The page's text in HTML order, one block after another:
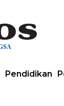
Pendidikan